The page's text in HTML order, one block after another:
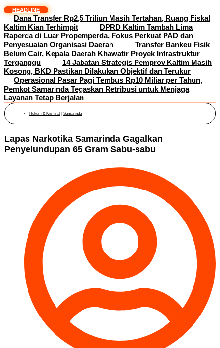
HEADLINE
Dana Transfer Rp2,5 Triliun Masih Tertahan, Ruang Fiskal
Kaltim Kian Terhimpit
DPRD Kaltim Tambah Lima
Raperda di Luar Propemperda, Fokus Perkuat PAD dan
Penyesuaian Organisasi Daerah
Transfer Bankeu Fisik
Belum Cair, Kepala Daerah Khawatir Proyek Infrastruktur
Terganggu
14 Jabatan Strategis Pemprov Kaltim Masih
Kosong, BKD Pastikan Dilakukan Objektif dan Terukur
Operasional Pasar Pagi Tembus Rp10 Miliar per Tahun,
Pemkot Samarinda Tegaskan Retribusi untuk Menjaga
Layanan Tetap Berjalan
Hukum & Kriminal Samarinda
Lapas Narkotika Samarinda Gagalkan
Penyelundupan 65 Gram Sabu-sabu